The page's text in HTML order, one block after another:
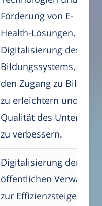
Förderung von E-
Health-Lösungen.
Digitalisierung des
Bildungssystems, um
den Zugang zu Bildung
zu erleichtern und die
Qualität des Unterrichts
zu verbessern.
Digitalisierung der
öffentlichen Verwaltung
zur Effizienzsteigerung